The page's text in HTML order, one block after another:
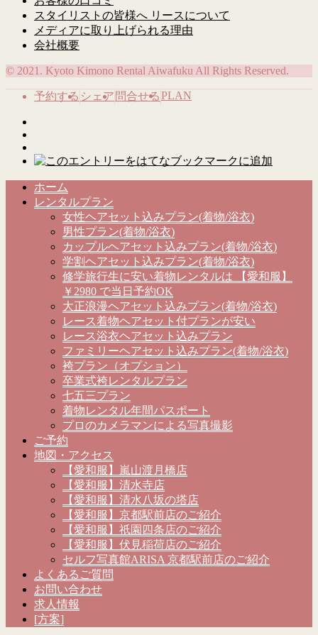
スタイリストの皆様へ リースについて
メディアに取り上げられる理由
会社概要
© 2021. Kyoto Kimono Rental Aiwafuku All Rights Reserved.
予約する シェア 問合せるPLAN
ホーム
レンタルプラン
女性ヘアセット込みプラン(着物/浴衣)
男性プラン(着物/浴衣)
カップルヘアセット込みプラン(着物/浴衣)
学割ヘアセット込みプラン(着物/浴衣)
修学旅行生に安い着物レンタルは 【愛和服】
￥2980 で当日予約OK
大正浪漫ヘアセット込みプラン(着物/浴衣)
レース着物ヘアセット付プランが安い
レース浴衣ヘアセット込みプラン
ファミリーヘアセット込みプラン(着物/浴衣)
袴プラン（オプション）
卒業式袴レンタルプラン
七五三プラン
着物レンタル年間パスポート
プロのカメラマンによる写真撮影
ご予約
地図・アクセス
【愛和服】嵐山渡月橋店
【愛和服】清水寺店
【愛和服】清水八坂の塔店
【愛和服】京都駅前店のご紹介
【愛和服】祇園四条店のご紹介
【愛和服】伏見稲荷店のご紹介
セルフ写真館ARISA 京都駅前店のご紹介
よくあるご質問
お問い合わせ
求人情報
[方案]